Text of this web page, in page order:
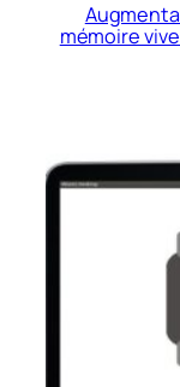
mémoire